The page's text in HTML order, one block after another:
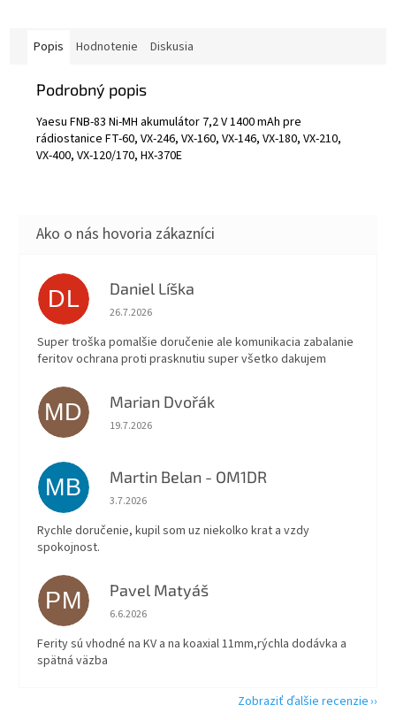
Popis Hodnotenie Diskusia
Podrobný popis
Yaesu FNB-83 Ni-MH akumulátor 7,2 V 1400 mAh pre
rádiostanice FT-60, VX-246, VX-160, VX-146, VX-180, VX-210,
VX-400, VX-120/170, HX-370E
DL Daniel Líška
Hodnotenie obchodu je 5 z 5 hviezdičiek.
26.7.2026
Super troška pomalšie doručenie ale komunikacia zabalanie
feritov ochrana proti prasknutiu super všetko dakujem
MD Marian Dvořák
Hodnotenie obchodu je 5 z 5 hviezdičiek.
19.7.2026
MB Martin Belan - OM1DR
Hodnotenie obchodu je 5 z 5 hviezdičiek.
3.7.2026
Rychle doručenie, kupil som uz niekolko krat a vzdy
spokojnost.
PM Pavel Matyáš
Hodnotenie obchodu je 5 z 5 hviezdičiek.
6.6.2026
Ferity sú vhodné na KV a na koaxial 11mm,rýchla dodávka a
spätná väzba
Zobraziť ďalšie recenzie